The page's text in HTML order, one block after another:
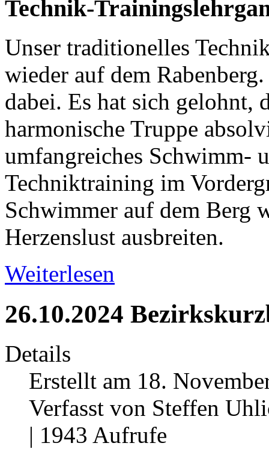
Technik-
Unser traditionelles
wieder auf dem
dabei. Es hat sich gelohnt,
harmonische Truppe
umfangreiches Schwimm-
Techniktraining im
Schwimmer auf dem Berg
Herzenslust ausbreiten.
Weiterlesen
26.10.2024
Details
Erstellt am 18.
Verfasst von Steffen
| 1943 Aufrufe